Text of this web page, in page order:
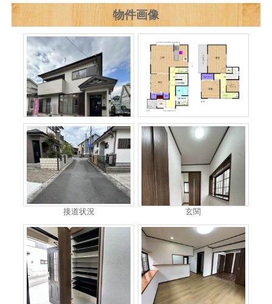
物件画像
接道状況 玄関